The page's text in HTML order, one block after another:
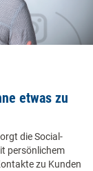
etwas zu
die Social-
persönlichem
zu Kunden